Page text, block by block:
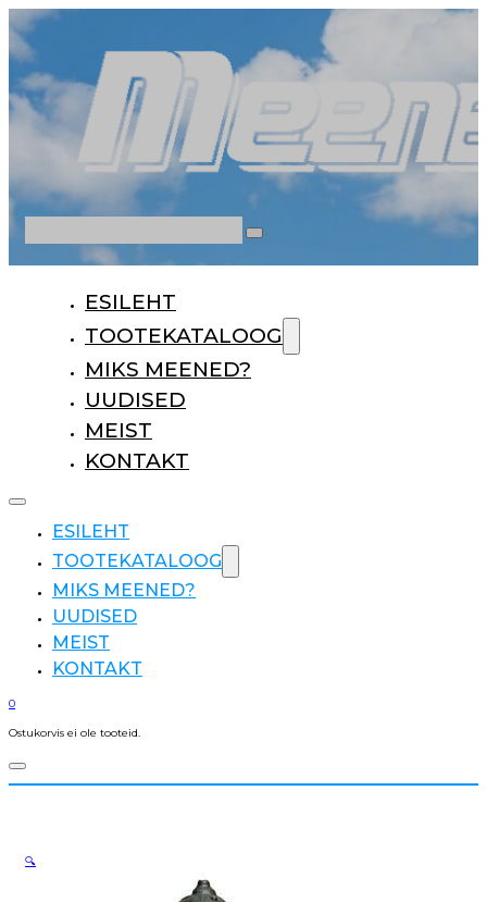
ESILEHT
TOOTEKATALOOG
MIKS MEENED?
UUDISED
MEIST
KONTAKT
ESILEHT
TOOTEKATALOOG
MIKS MEENED?
UUDISED
MEIST
KONTAKT
0
Ostukorvis ei ole tooteid.
🔍